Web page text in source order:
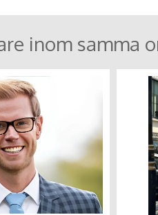
inom samma